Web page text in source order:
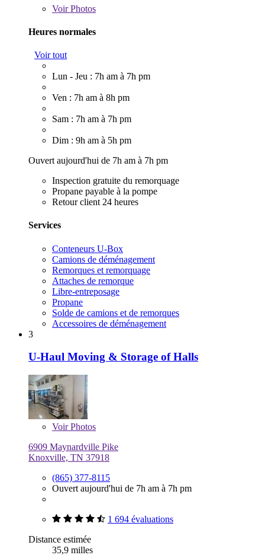
VoirPhotos
Heures normales
Voir tout
Lun - Jeu : 7h am à 7h pm
Ven : 7h am à 8h pm
Sam : 7h am à 7h pm
Dim : 9h am à 5h pm
Ouvert aujourd'hui de 7h am à 7h pm
Inspection gratuite du remorquage
Propane payable à la pompe
Retour client 24 heures
Services
Conteneurs U-Box
Camions de déménagement
Remorques et remorquage
Attaches de remorque
Libre-entreposage
Propane
Solde de camions et de remorques
Accessoires de déménagement
3
U-Haul Moving & Storage of Halls
VoirPhotos
6909 Maynardville Pike
Knoxville, TN 37918
(865) 377-8115
Ouvert aujourd'hui de 7h am à 7h pm
1 694 évaluations
Distance estimée
35,9 milles